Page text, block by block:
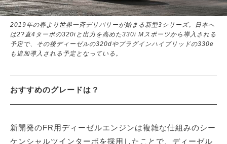
2019年の春より世界一斉デリバリーが始まる新型3シリーズ。日本へ
は2?直4ターボの320iと出力を高めた330i Mスポーツから導入される
予定で、その後ディーゼルの320dやプラグインハイブリッドの330e
も追加導入される予定となっている。
おすすめのグレードは？
新開発のFR用ディーゼルエンジンは複雑な仕組みのシー
ケンシャルツインターボを採用したことで、ディーゼル